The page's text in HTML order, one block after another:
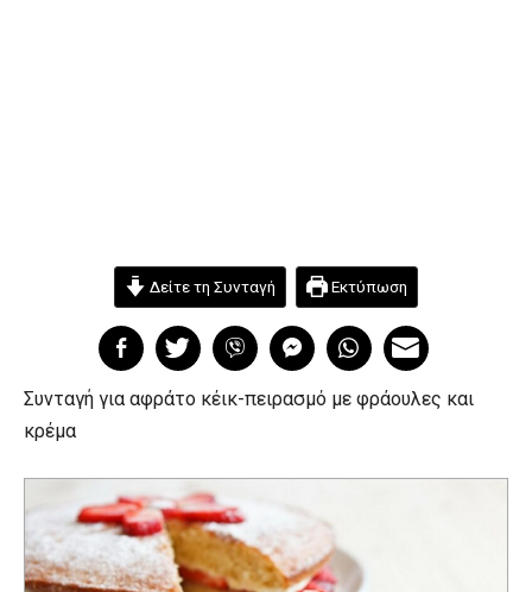
Δείτε τη Συνταγή Εκτύπωση
Συνταγή για αφράτο κέικ-πειρασμό με φράουλες και
κρέμα